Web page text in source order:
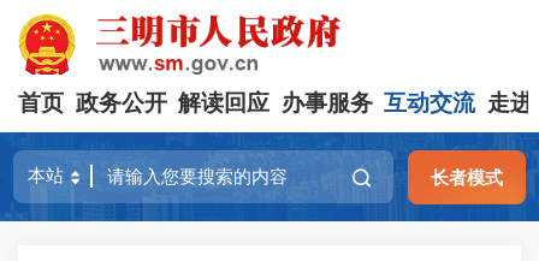
首页 政务公开 解读回应 办事服务 互动交流 走进
长者模式